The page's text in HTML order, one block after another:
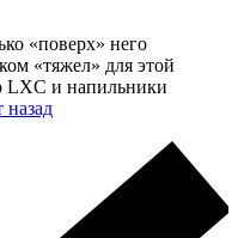
«поверх» него
«тяжел» для этой
LXC и напильники
назад